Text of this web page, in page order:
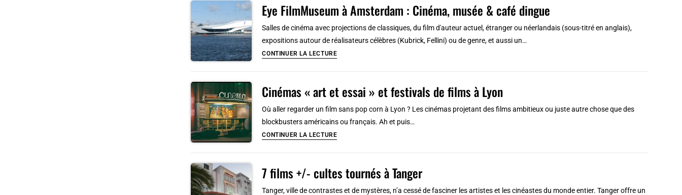
Eye FilmMuseum à Amsterdam : Cinéma, musée & café dingue
Salles de cinéma avec projections de classiques, du film d'auteur actuel, étranger ou néerlandais (sous-titré en anglais),
expositions autour de réalisateurs célèbres (Kubrick, Fellini) ou de genre, et aussi un…
CONTINUER LA LECTUREEye
Amsterdam
Cinéma,
&
Cinémas « art et essai » et festivals de films à Lyon
Où aller regarder un film sans pop corn à Lyon ? Les cinémas projetant des films ambitieux ou juste autre chose que des
blockbusters américains ou français. Ah et puis…
CONTINUER LA LECTURECinémas
essai »
7 films +/- cultes tournés à Tanger
Tanger, ville de contrastes et de mystères, n’a cessé de fasciner les artistes et les cinéastes du monde entier. Tanger offre un